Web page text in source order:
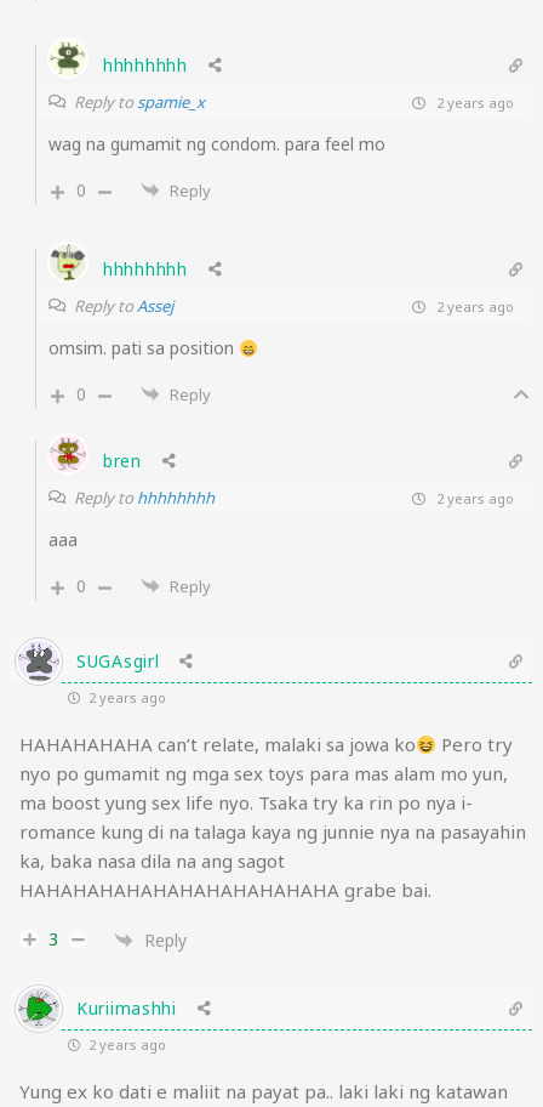
hhhhhhhh
Reply tospamie_x 2 years ago
wag na gumamit ng condom. para feel mo
0
Reply
hhhhhhhh
Reply toAssej 2 years ago
omsim. pati sa position
0
Reply
bren
Reply to hhhhhhhh 2 years ago
aaa
0
Reply
SUGAsgirl
2 years ago
HAHAHAHAHA can’t relate, malaki sa jowa ko
Pero try
nyo po gumamit ng mga sex toys para mas alam mo yun,
ma boost yung sex life nyo. Tsaka try ka rin po nya i-
romance kung di na talaga kaya ng junnie nya na pasayahin
ka, baka nasa dila na ang sagot
HAHAHAHAHAHAHAHAHAHAHAHA grabe bai.
3 Reply
Kuriimashhi
2 years ago
Yung ex ko dati e maliit na payat pa.. laki laki ng katawan